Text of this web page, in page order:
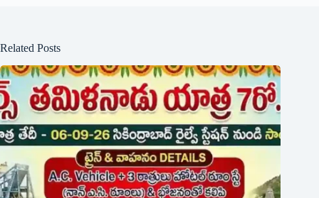
Related Posts